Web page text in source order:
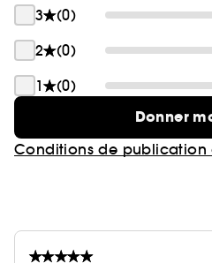
3
(0)
2
(0)
1
(0)
Donner
Conditions de publication